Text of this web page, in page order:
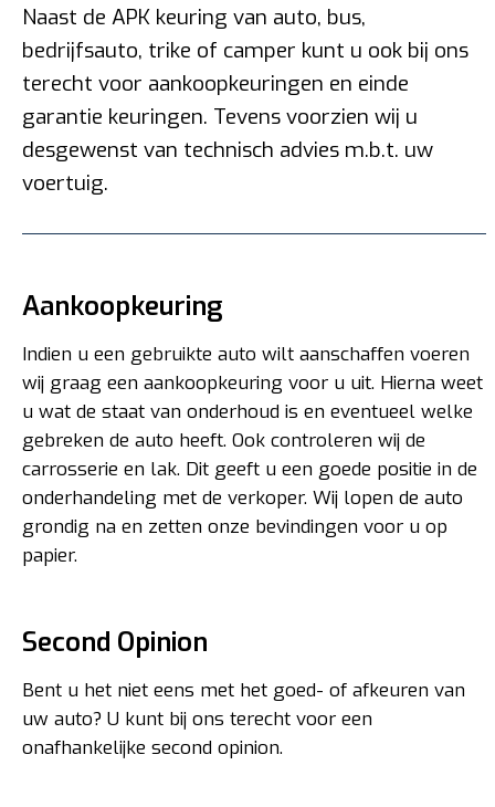
Naast de APK keuring van auto, bus,
bedrijfsauto, trike of camper kunt u ook bij ons
terecht voor aankoopkeuringen en einde
garantie keuringen. Tevens voorzien wij u
desgewenst van technisch advies m.b.t. uw
voertuig.
Aankoopkeuring
Indien u een gebruikte auto wilt aanschaffen voeren
wij graag een aankoopkeuring voor u uit. Hierna weet
u wat de staat van onderhoud is en eventueel welke
gebreken de auto heeft. Ook controleren wij de
carrosserie en lak. Dit geeft u een goede positie in de
onderhandeling met de verkoper. Wij lopen de auto
grondig na en zetten onze bevindingen voor u op
papier.
Second Opinion
Bent u het niet eens met het goed- of afkeuren van
uw auto? U kunt bij ons terecht voor een
onafhankelijke second opinion.